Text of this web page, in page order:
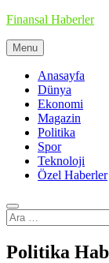
Skip
content
Finansal Haberler
Haberin doğru adresi
Menu
Anasayfa
Dünya
Ekonomi
Magazin
Politika
Spor
Teknoloji
Özel Haberler
Arama:
Politika